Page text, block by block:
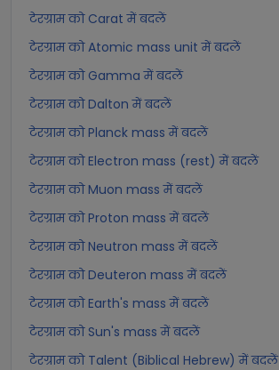
टेरग्राम को Carat में बदलें
टेरग्राम को Atomic mass unit में बदलें
टेरग्राम को Gamma में बदलें
टेरग्राम को Dalton में बदलें
टेरग्राम को Planck mass में बदलें
टेरग्राम को Electron mass (rest) में बदलें
टेरग्राम को Muon mass में बदलें
टेरग्राम को Proton mass में बदलें
टेरग्राम को Neutron mass में बदलें
टेरग्राम को Deuteron mass में बदलें
टेरग्राम को Earth's mass में बदलें
टेरग्राम को Sun's mass में बदलें
टेरग्राम को Talent (Biblical Hebrew) में बदलें